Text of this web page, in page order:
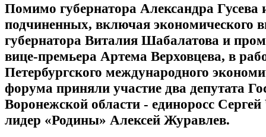
Помимо губернатора Александра Гусева
подчиненных, включая экономического
губернатора Виталия Шабалатова и
вице-премьера Артема Верховцева, в
Петербургского международного
форума приняли участие два депутата
Воронежской области - единоросс
лидер «Родины» Алексей Журавлев.